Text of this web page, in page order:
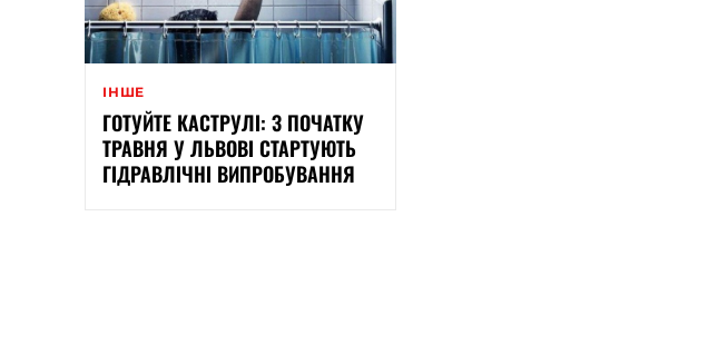
ІНШЕ
ГОТУЙТЕ КАСТРУЛІ: З ПОЧАТКУ
ТРАВНЯ У ЛЬВОВІ СТАРТУЮТЬ
ГІДРАВЛІЧНІ ВИПРОБУВАННЯ